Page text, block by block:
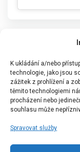
K ukládání a/nebo
technologie, jako jsou
zážitek z prohlížení a
těmito technologiemi
procházení nebo
souhlasu může
Spravovat služby